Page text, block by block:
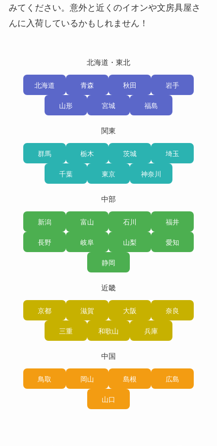
みてください。意外と近くのイオンや文房具屋さ
んに入荷しているかもしれません！
北海道・東北
北海道 青森 秋田 岩手
山形 宮城 福島
関東
群馬 栃木 茨城 埼玉
千葉 東京 神奈川
中部
新潟 富山 石川 福井
長野 岐阜 山梨 愛知
静岡
近畿
京都 滋賀 大阪 奈良
三重 和歌山 兵庫
中国
鳥取 岡山 島根 広島
山口